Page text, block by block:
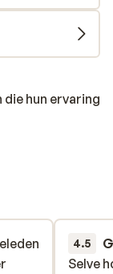
hun ervaring
4.5
Selve
Selve